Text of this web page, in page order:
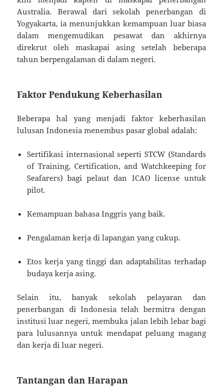
Australia. Berawal dari sekolah penerbangan di
Yogyakarta, ia menunjukkan kemampuan luar biasa
dalam mengemudikan pesawat dan akhirnya
direkrut oleh maskapai asing setelah beberapa
tahun berpengalaman di dalam negeri.
Faktor Pendukung Keberhasilan
Beberapa hal yang menjadi faktor keberhasilan
lulusan Indonesia menembus pasar global adalah:
Sertifikasi internasional seperti STCW (Standards
of Training, Certification, and Watchkeeping for
Seafarers) bagi pelaut dan ICAO license untuk
pilot.
Kemampuan bahasa Inggris yang baik.
Pengalaman kerja di lapangan yang cukup.
Etos kerja yang tinggi dan adaptabilitas terhadap
budaya kerja asing.
Selain itu, banyak sekolah pelayaran dan
penerbangan di Indonesia telah bermitra dengan
institusi luar negeri, membuka jalan lebih lebar bagi
para lulusannya untuk mendapat peluang magang
dan kerja di luar negeri.
Tantangan dan Harapan